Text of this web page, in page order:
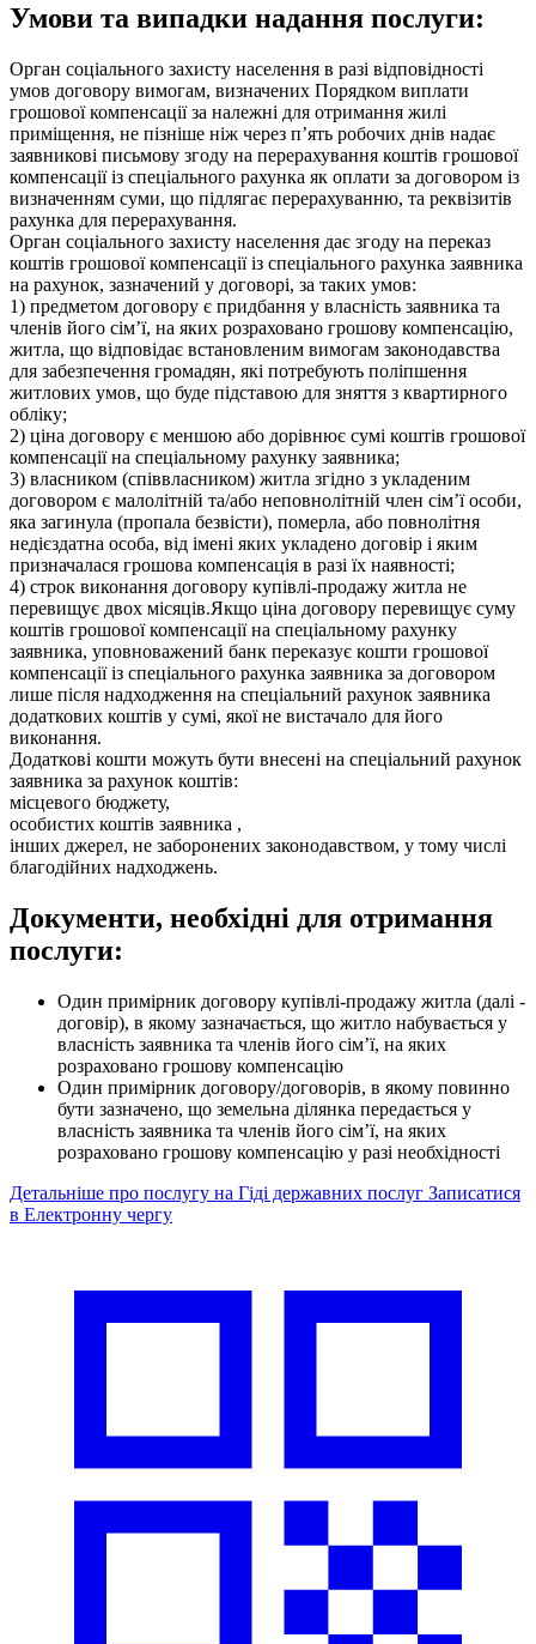
Умови та випадки надання послуги:
Орган соціального захисту населення в разі відповідності
умов договору вимогам, визначених Порядком виплати
грошової компенсації за належні для отримання жилі
приміщення, не пізніше ніж через п’ять робочих днів надає
заявникові письмову згоду на перерахування коштів грошової
компенсації із спеціального рахунка як оплати за договором із
визначенням суми, що підлягає перерахуванню, та реквізитів
рахунка для перерахування.
Орган соціального захисту населення дає згоду на переказ
коштів грошової компенсації із спеціального рахунка заявника
на рахунок, зазначений у договорі, за таких умов:
1) предметом договору є придбання у власність заявника та
членів його сім’ї, на яких розраховано грошову компенсацію,
житла, що відповідає встановленим вимогам законодавства
для забезпечення громадян, які потребують поліпшення
житлових умов, що буде підставою для зняття з квартирного
обліку;
2) ціна договору є меншою або дорівнює сумі коштів грошової
компенсації на спеціальному рахунку заявника;
3) власником (співвласником) житла згідно з укладеним
договором є малолітній та/або неповнолітній член сім’ї особи,
яка загинула (пропала безвісти), померла, або повнолітня
недієздатна особа, від імені яких укладено договір і яким
призначалася грошова компенсація в разі їх наявності;
4) строк виконання договору купівлі-продажу житла не
перевищує двох місяців.Якщо ціна договору перевищує суму
коштів грошової компенсації на спеціальному рахунку
заявника, уповноважений банк переказує кошти грошової
компенсації із спеціального рахунка заявника за договором
лише після надходження на спеціальний рахунок заявника
додаткових коштів у сумі, якої не вистачало для його
виконання.
Додаткові кошти можуть бути внесені на спеціальний рахунок
заявника за рахунок коштів:
місцевого бюджету,
особистих коштів заявника ,
інших джерел, не заборонених законодавством, у тому числі
благодійних надходжень.
Документи, необхідні для отримання
послуги:
Один примірник договору купівлі-продажу житла (далі -
договір), в якому зазначається, що житло набувається у
власність заявника та членів його сім’ї, на яких
розраховано грошову компенсацію
Один примірник договору/договорів, в якому повинно
бути зазначено, що земельна ділянка передається у
власність заявника та членів його сім’ї, на яких
розраховано грошову компенсацію у разі необхідності
Детальніше про послугу на Гіді державних послуг Записатися
в Електронну чергу